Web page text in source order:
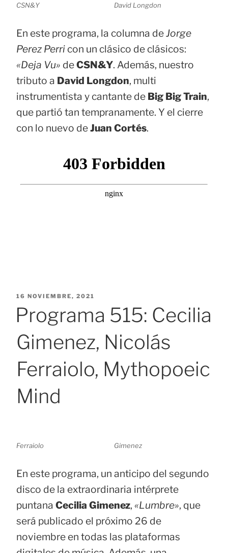
CSN&Y David Longdon
En este programa, la columna deJorge
Perez Perri con un clásico de clásicos:
«Deja Vu» deCSN&Y. Además, nuestro
tributo a David Longdon, multi
instrumentista y cantante de Big Big Train,
que partió tan tempranamente. Y el cierre
con lo nuevo deJuan Cortés.
PUBLICADO
16 NOVIEMBRE, 2021
Programa 515: Cecilia
Gimenez, Nicolás
Ferraiolo, Mythopoeic
Mind
Ferraiolo Gimenez
En este programa, un anticipo del segundo
disco de la extraordinaria intérprete
puntana Cecilia Gimenez, «Lumbre», que
será publicado el próximo 26 de
noviembre en todas las plataformas